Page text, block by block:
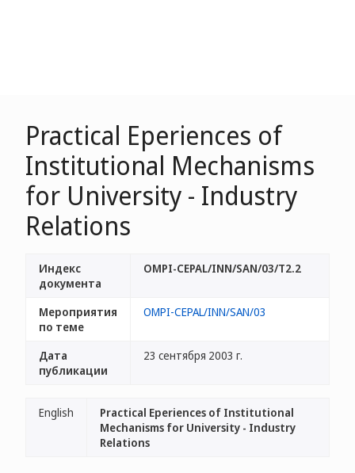
Practical Eperiences of
Institutional Mechanisms
for University - Industry
Relations
Индекс
документа
OMPI-CEPAL/INN/SAN/03/T2.2
Мероприятия
по теме
OMPI-CEPAL/INN/SAN/03
Дата
публикации
23 сентября 2003 г.
English
Practical Eperiences of Institutional
Mechanisms for University - Industry
Relations